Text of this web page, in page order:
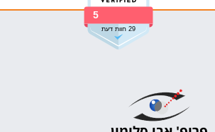
5
29 חוות דעת